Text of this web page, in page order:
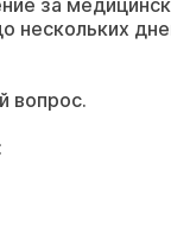
за
вопрос.